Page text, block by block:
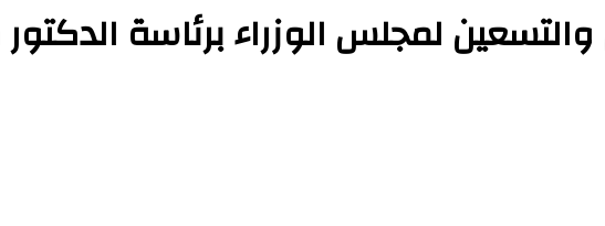
والتسعين لمجلس الوزراء برئاسة